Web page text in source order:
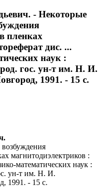
- Некоторые
пленках
дис. ...
наук :
гос. ун-т им. Н. И.
1991. - 15 с.
магнитодиэлектриков :
математических наук :
ун-т им. Н. И.
1991. - 15 с.